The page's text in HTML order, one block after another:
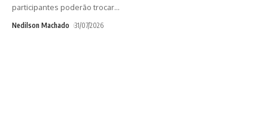
participantes poderão trocar…
Nedilson Machado 31/07/2026